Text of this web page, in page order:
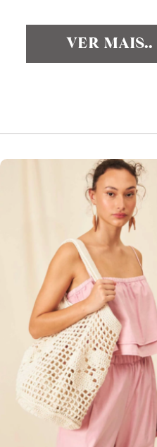
VER MAIS..